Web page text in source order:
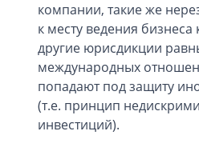
Канадские партнерства LP
Компании в США (Флорида)
Оффшорные компании
Оффшоры в Белизе
Оффшоры на БВО (BVI)
компании, такие же
к месту ведения
другие юрисдикции
международных
попадают под защиту
(т.е. принцип
инвестиций).